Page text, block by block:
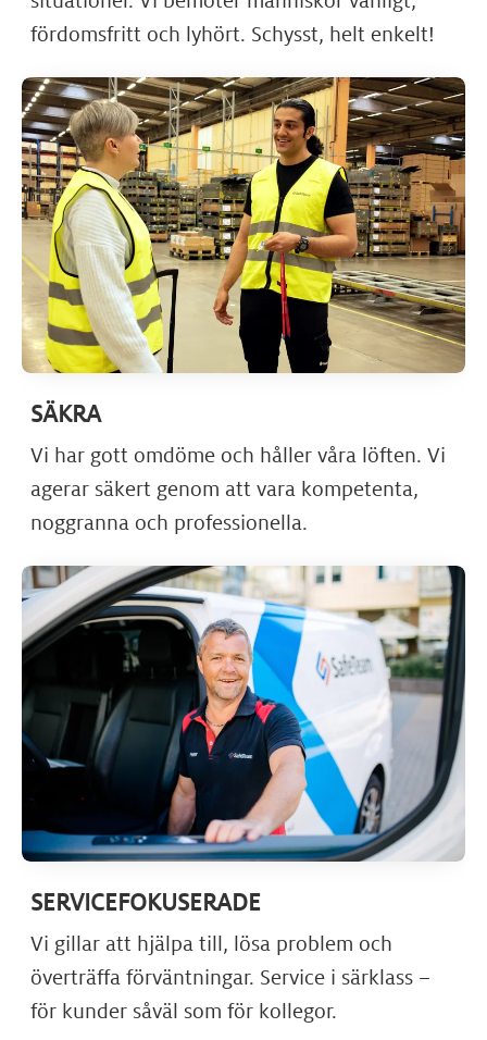
fördomsfritt och lyhört. Schysst, helt enkelt!
SÄKRA
Vi har gott omdöme och håller våra löften. Vi
agerar ­säkert genom att vara kompetenta,
noggranna och professionella.
SERVICEFOKUSERADE
Vi gillar att hjälpa till, lösa problem och
överträffa förväntningar. Service i särklass –
för kunder såväl som för kollegor.